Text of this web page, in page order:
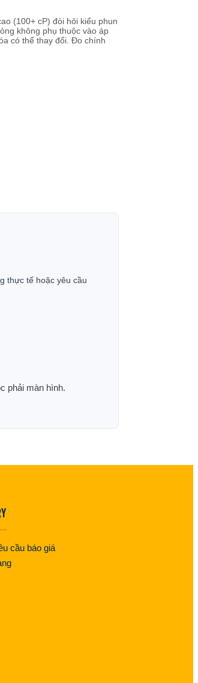
(100+ cP) đòi hỏi kiểu phun
không phụ thuộc vào áp
có thể thay đổi. Đo chính
thực tế hoặc yêu cầu
phải màn hình.
cầu báo giá